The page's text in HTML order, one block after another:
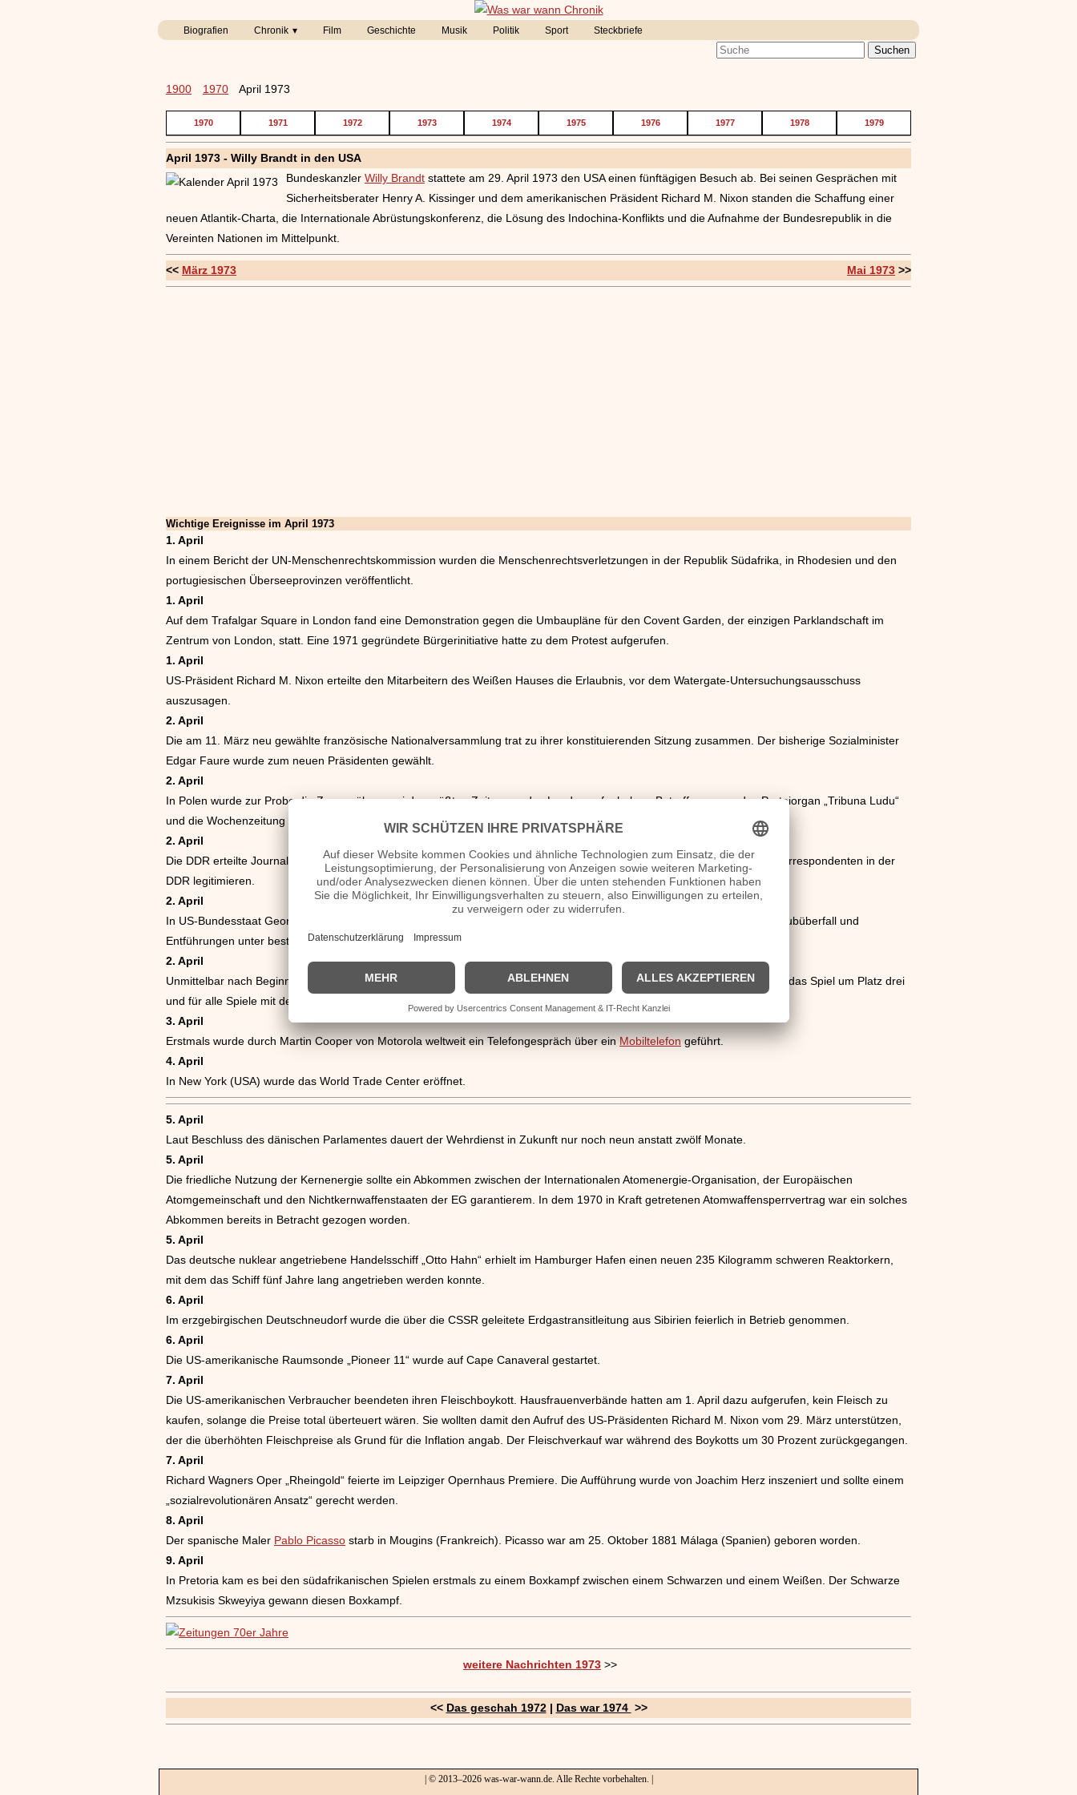
Biografien Chronik Film Geschichte Musik Politik Sport Steckbriefe
1900 1970 April 1973
1970 1971 1972 1973 1974 1975 1976 1977 1978 1979
April 1973 - Willy Brandt in den USA
Bundeskanzler Willy Brandt stattete am 29. April 1973 den USA einen fünftägigen Besuch ab. Bei seinen Gesprächen mit
Sicherheitsberater Henry A. Kissinger und dem amerikanischen Präsident Richard M. Nixon standen die Schaffung einer
neuen Atlantik-Charta, die Internationale Abrüstungskonferenz, die Lösung des Indochina-Konflikts und die Aufnahme der Bundesrepublik in die
Vereinten Nationen im Mittelpunkt.
<< März 1973 Mai 1973 >>
Wichtige Ereignisse im April 1973
1. April
In einem Bericht der UN-Menschenrechtskommission wurden die Menschenrechtsverletzungen in der Republik Südafrika, in Rhodesien und den
portugiesischen Überseeprovinzen veröffentlicht.
1. April
Auf dem Trafalgar Square in London fand eine Demonstration gegen die Umbaupläne für den Covent Garden, der einzigen Parklandschaft im
Zentrum von London, statt. Eine 1971 gegründete Bürgerinitiative hatte zu dem Protest aufgerufen.
1. April
US-Präsident Richard M. Nixon erteilte den Mitarbeitern des Weißen Hauses die Erlaubnis, vor dem Watergate-Untersuchungsausschuss
auszusagen.
2. April
Die am 11. März neu gewählte französische Nationalversammlung trat zu ihrer konstituierenden Sitzung zusammen. Der bisherige Sozialminister
Edgar Faure wurde zum neuen Präsidenten gewählt.
2. April
In Polen wurde zur Probe die Zensur über zwei der größten Zeitungen des Landes aufgehoben. Betroffen waren das Parteiorgan „Tribuna Ludu“
und die Wochenzeitung des Zentralkomitees der Kommunistischen Partei „Polityka“.
2. April
Die DDR erteilte Journalisten aus der Bundesrepublik Deutschland und Westberlin erstmals Pressekarten, die sie als Ostkorrespondenten in der
DDR legitimieren.
2. April
In US-Bundesstaat Georgia wurde die
wieder eingeführt. Sie fand künftig bei Vergewaltigung, bewaffnetem Raubüberfall und
Entführungen unter bestimmten Umständen Anwendung.
2. April
Unmittelbar nach Beginn des Kartenverkauf für die Fußball-Weltmeisterschaft 1974, waren die Karten für das Endspiel, für das Spiel um Platz drei
und für alle Spiele mit deutscher Beteiligung vergriffen.
3. April
Erstmals wurde durch Martin Cooper von Motorola weltweit ein Telefongespräch über einMobiltelefongeführt.
4. April
In New York (USA) wurde das World Trade Center eröffnet.
5. April
Laut Beschluss des dänischen Parlamentes dauert der Wehrdienst in Zukunft nur noch neun anstatt zwölf Monate.
5. April
Die friedliche Nutzung der Kernenergie sollte ein Abkommen zwischen der Internationalen Atomenergie-Organisation, der Europäischen
Atomgemeinschaft und den Nichtkernwaffenstaaten der EG garantierem. In dem 1970 in Kraft getretenen Atomwaffensperrvertrag war ein solches
Abkommen bereits in Betracht gezogen worden.
5. April
Das deutsche nuklear angetriebene Handelsschiff „Otto Hahn“ erhielt im Hamburger Hafen einen neuen 235 Kilogramm schweren Reaktorkern,
mit dem das Schiff fünf Jahre lang angetrieben werden konnte.
6. April
Im erzgebirgischen Deutschneudorf wurde die über die CSSR geleitete Erdgastransitleitung aus Sibirien feierlich in Betrieb genommen.
6. April
Die US-amerikanische Raumsonde „Pioneer 11“ wurde auf Cape Canaveral gestartet.
7. April
Die US-amerikanischen Verbraucher beendeten ihren Fleischboykott. Hausfrauenverbände hatten am 1. April dazu aufgerufen, kein Fleisch zu
kaufen, solange die Preise total überteuert wären. Sie wollten damit den Aufruf des US-Präsidenten Richard M. Nixon vom 29. März unterstützen,
der die überhöhten Fleischpreise als Grund für die Inflation angab. Der Fleischverkauf war während des Boykotts um 30 Prozent zurückgegangen.
7. April
Richard Wagners Oper „Rheingold“ feierte im Leipziger Opernhaus Premiere. Die Aufführung wurde von Joachim Herz inszeniert und sollte einem
„sozialrevolutionären Ansatz“ gerecht werden.
8. April
Der spanische Maler Pablo Picasso starb in Mougins (Frankreich). Picasso war am 25. Oktober 1881 Málaga (Spanien) geboren worden.
9. April
In Pretoria kam es bei den südafrikanischen Spielen erstmals zu einem Boxkampf zwischen einem Schwarzen und einem Weißen. Der Schwarze
Mzsukisis Skweyiya gewann diesen Boxkampf.
weitere Nachrichten 1973 >>
<< Das geschah 1972| Das war 1974 >>
| © 2013–2026 was-war-wann.de. Alle Rechte vorbehalten. |